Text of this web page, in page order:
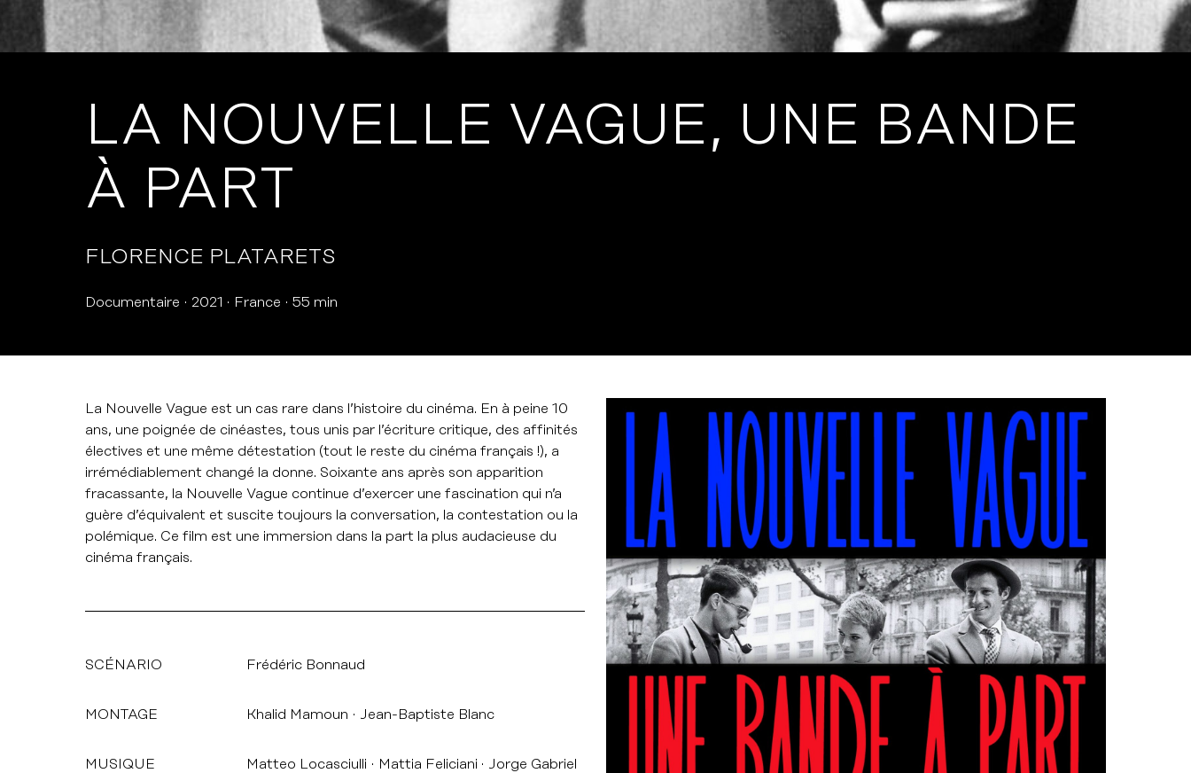
LA NOUVELLE VAGUE, UNE BANDE
À PART
FLORENCE PLATARETS
Documentaire 2021 France 55 min
La Nouvelle Vague est un cas rare dans l’histoire du cinéma. En à peine 10
ans, une poignée de cinéastes, tous unis par l’écriture critique, des affinités
électives et une même détestation (tout le reste du cinéma français !), a
irrémédiablement changé la donne. Soixante ans après son apparition
fracassante, la Nouvelle Vague continue d’exercer une fascination qui n’a
guère d’équivalent et suscite toujours la conversation, la contestation ou la
polémique. Ce film est une immersion dans la part la plus audacieuse du
cinéma français.
SCÉNARIO Frédéric Bonnaud
MONTAGE Khalid Mamoun Jean-Baptiste Blanc
MUSIQUE Matteo Locasciulli Mattia Feliciani
Jorge Gabriel